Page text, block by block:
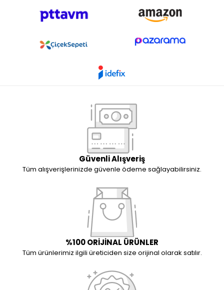
Güvenli Alışveriş
Tüm alışverişlerinizde güvenle ödeme sağlayabilirsiniz.
%100 ORİJİNAL ÜRÜNLER
Tüm ürünlerimiz ilgili üreticiden size orijinal olarak satılır.